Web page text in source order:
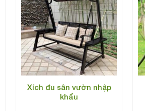
Xích đu sân vườn nhập
khẩu